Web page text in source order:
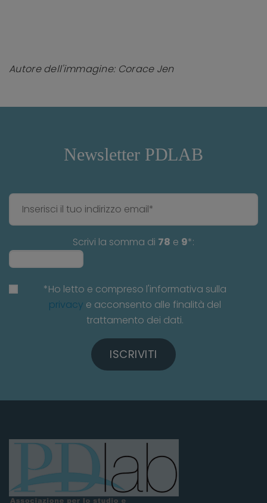
Autore dell'immagine: Corace Jen
Newsletter PDLAB
Scrivi la somma di 78 e 9*:
*Ho letto e compreso l'informativa sulla
privacy e acconsento alle finalità del
trattamento dei dati.
ISCRIVITI